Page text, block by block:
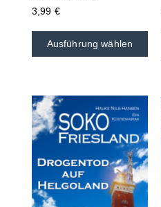
3,99 €
Ausführung wählen